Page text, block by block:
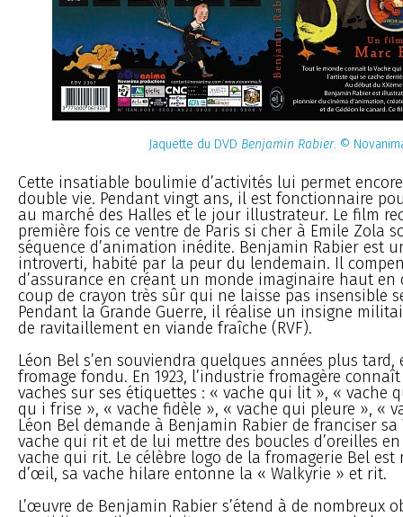
Jaquette du DVD Benjamin Rabier. ©
Cette insatiable boulimie d’activités lui permet
double vie. Pendant vingt ans, il est fonctionnaire
au marché des Halles et le jour illustrateur. Le film
première fois ce ventre de Paris si cher à Emile Zola
séquence d’animation inédite. Benjamin Rabier est
introverti, habité par la peur du lendemain. Il
d’assurance en créant un monde imaginaire haut en
coup de crayon très sûr qui ne laisse pas insensible
Pendant la Grande Guerre, il réalise un insigne
de ravitaillement en viande fraîche (RVF).
Léon Bel s’en souviendra quelques années plus tard,
fromage fondu. En 1923, l’industrie fromagère
vaches sur ses étiquettes : « vache qui lit », « vache
qu i frise », « vache fidèle », « vache qui pleure », «
Léon Bel demande à Benjamin Rabier de franciser sa
vache qui rit et de lui mettre des boucles d’oreilles
vache qui rit. Le célèbre logo de la fromagerie Bel est
d’œil, sa vache hilare entonne la « Walkyrie » et rit.
L’œuvre de Benjamin Rabier s’étend à de nombreux